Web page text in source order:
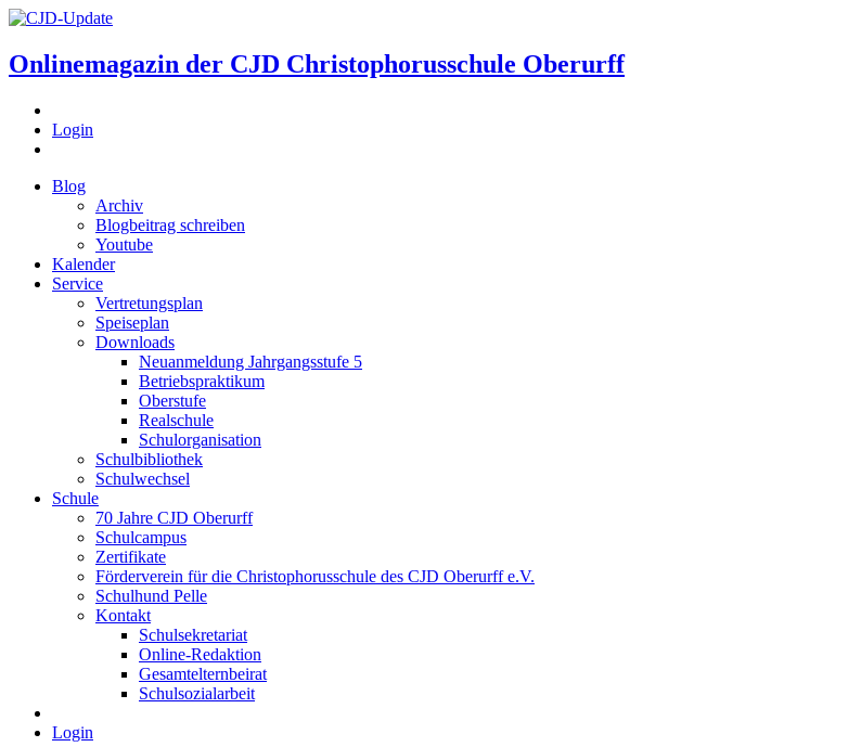
Onlinemagazin der CJD Christophorusschule Oberurff
Login
Blog
Archiv
Blogbeitrag schreiben
Youtube
Kalender
Service
Vertretungsplan
Speiseplan
Downloads
Neuanmeldung Jahrgangsstufe 5
Betriebspraktikum
Oberstufe
Realschule
Schulorganisation
Schulbibliothek
Schulwechsel
Schule
70 Jahre CJD Oberurff
Schulcampus
Zertifikate
Förderverein für die Christophorusschule des CJD Oberurff e.V.
Schulhund Pelle
Kontakt
Schulsekretariat
Online-Redaktion
Gesamtelternbeirat
Schulsozialarbeit
Login